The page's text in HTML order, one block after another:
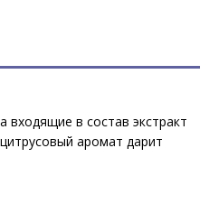
в состав экстракт
аромат дарит